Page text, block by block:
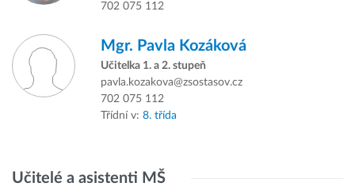
702 075 112
Mgr. Pavla Kozáková
Učitelka 1. a 2. stupeň
pavla.kozakova@zsostasov.cz
702 075 112
Třídní v: 8. třída
Učitelé a asistenti MŠ